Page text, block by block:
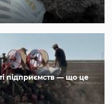
підприємств — що це